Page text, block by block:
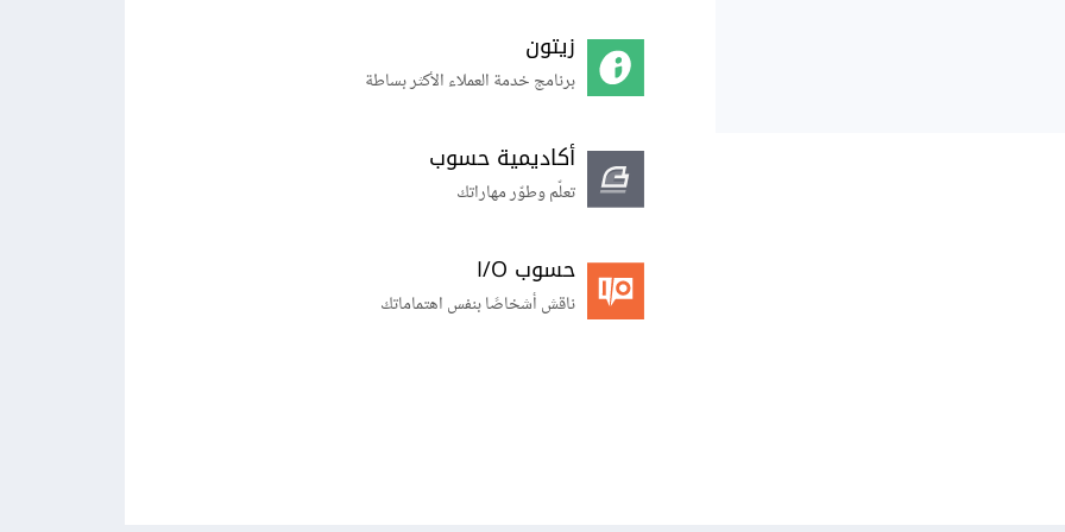
زيتون
برنامج خدمة العملاء الأكثر بساطة
أكاديمية حسوب
تعلّم وطوّر مهاراتك
حسوب I/O
ناقش أشخاصًا بنفس اهتماماتك